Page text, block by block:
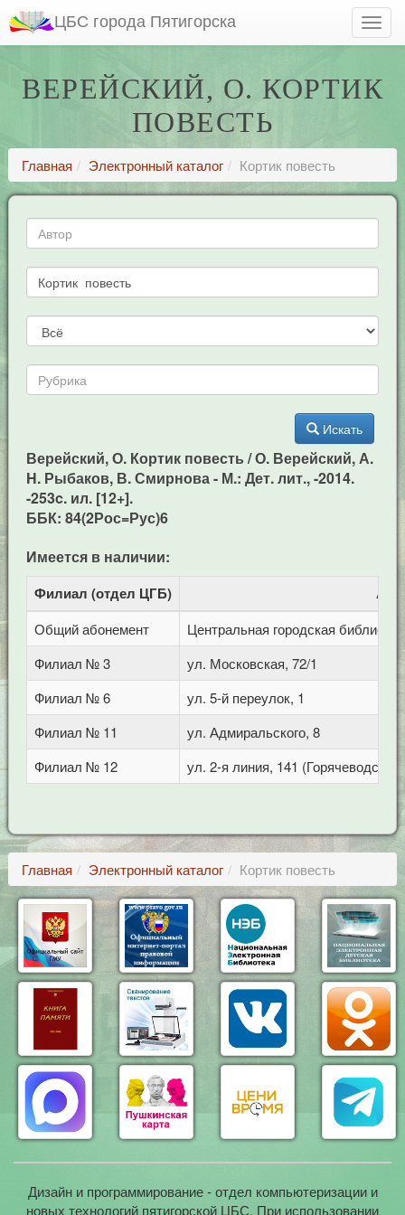
ЦБС города Пятигорска
ВЕРЕЙСКИЙ, О. КОРТИК
ПОВЕСТЬ
Главная Электронный каталог Кортик повесть
Искать
Верейский, О. Кортик повесть / О. Верейский, А.
H. Рыбаков, В. Смирнова - М.: Дет. лит., -2014.
-253c. ил. [12+].
ББК: 84(2Рос=Рус)6
Имеется в наличии:
Филиал (отдел ЦГБ)
Общий абонемент
Центральная городская
Филиал № 3
ул. Московская, 72/1
Филиал № 6
ул. 5-й переулок, 1
Филиал № 11
ул. Адмиральского, 8
Филиал № 12
ул. 2-я линия, 141 (Горячеводск)
Главная Электронный каталог Кортик повесть
Дизайн и программирование - отдел компьютеризации и
новых технологий пятигорской ЦБС. При использовании